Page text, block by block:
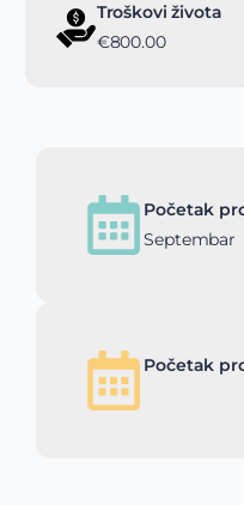
Troškovi života
€800.00
Početak
Septembar
Početak